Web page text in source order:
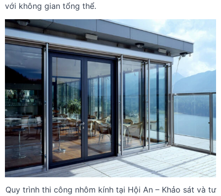
với không gian tổng thể.
Quy trình thi công nhôm kính tại Hội An – Khảo sát và tư